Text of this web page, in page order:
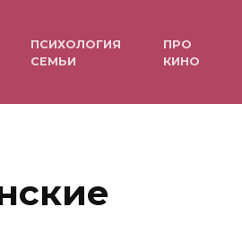
ПСИХОЛОГИЯ
СЕМЬИ
ПРО
КИНО